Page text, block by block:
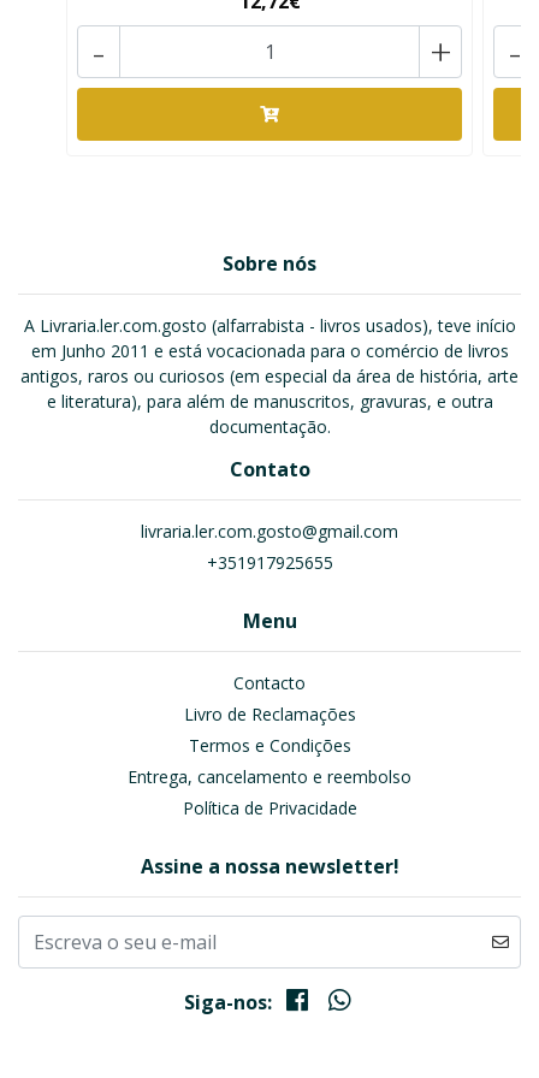
+
- -
Sobre nós
A Livraria.ler.com.gosto (alfarrabista - livros usados), teve início
em Junho 2011 e está vocacionada para o comércio de livros
antigos, raros ou curiosos (em especial da área de história, arte
e literatura), para além de manuscritos, gravuras, e outra
documentação.
Contato
livraria.ler.com.gosto@gmail.com
+351917925655
Menu
Contacto
Livro de Reclamações
Termos e Condições
Entrega, cancelamento e reembolso
Política de Privacidade
Assine a nossa newsletter!
Siga-nos: